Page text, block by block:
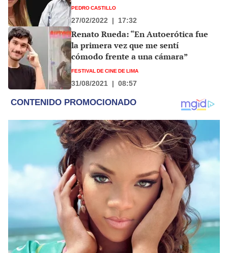
PEDRO CASTILLO
27/02/2022
| 17:32
Renato Rueda: “En Autoerótica fue
la primera vez que me sentí
cómodo frente a una cámara”
FESTIVAL DE CINE DE LIMA
31/08/2021 | 08:57